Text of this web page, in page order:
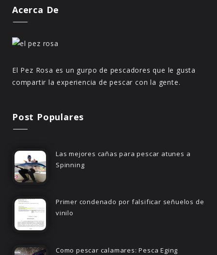
Acerca De
El Pez Rosa es un gurpo de pescadores que le gusta
compartir la experiencia de pescar con la gente.
Post Populares
Las mejores cañas para pescar atunes a
Spinning
Primer condenado por falsificar señuelos de
vinilo
Como pescar calamares: Pesca Eging